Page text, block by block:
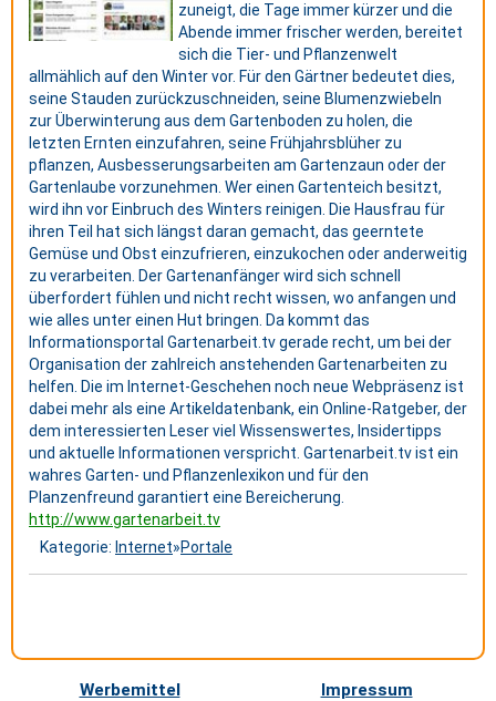
zuneigt, die Tage immer kürzer und die
Abende immer frischer werden, bereitet
sich die Tier- und Pflanzenwelt
allmählich auf den Winter vor. Für den Gärtner bedeutet dies,
seine Stauden zurückzuschneiden, seine Blumenzwiebeln
zur Überwinterung aus dem Gartenboden zu holen, die
letzten Ernten einzufahren, seine Frühjahrsblüher zu
pflanzen, Ausbesserungsarbeiten am Gartenzaun oder der
Gartenlaube vorzunehmen. Wer einen Gartenteich besitzt,
wird ihn vor Einbruch des Winters reinigen. Die Hausfrau für
ihren Teil hat sich längst daran gemacht, das geerntete
Gemüse und Obst einzufrieren, einzukochen oder anderweitig
zu verarbeiten. Der Gartenanfänger wird sich schnell
überfordert fühlen und nicht recht wissen, wo anfangen und
wie alles unter einen Hut bringen. Da kommt das
Informationsportal Gartenarbeit.tv gerade recht, um bei der
Organisation der zahlreich anstehenden Gartenarbeiten zu
helfen. Die im Internet-Geschehen noch neue Webpräsenz ist
dabei mehr als eine Artikeldatenbank, ein Online-Ratgeber, der
dem interessierten Leser viel Wissenswertes, Insidertipps
und aktuelle Informationen verspricht. Gartenarbeit.tv ist ein
wahres Garten- und Pflanzenlexikon und für den
Planzenfreund garantiert eine Bereicherung.
http://www.gartenarbeit.tv
Kategorie: Internet»Portale
Werbemittel Impressum